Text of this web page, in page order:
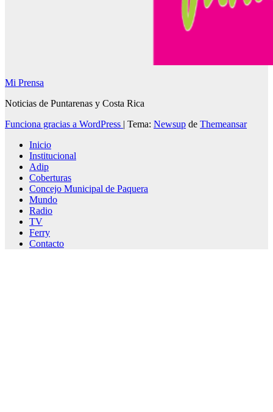
Mi Prensa
Noticias de Puntarenas y Costa Rica
Funciona gracias a WordPress | Tema: Newsup de Themeansar
Inicio
Institucional
Adip
Coberturas
Concejo Municipal de Paquera
Mundo
Radio
TV
Ferry
Contacto